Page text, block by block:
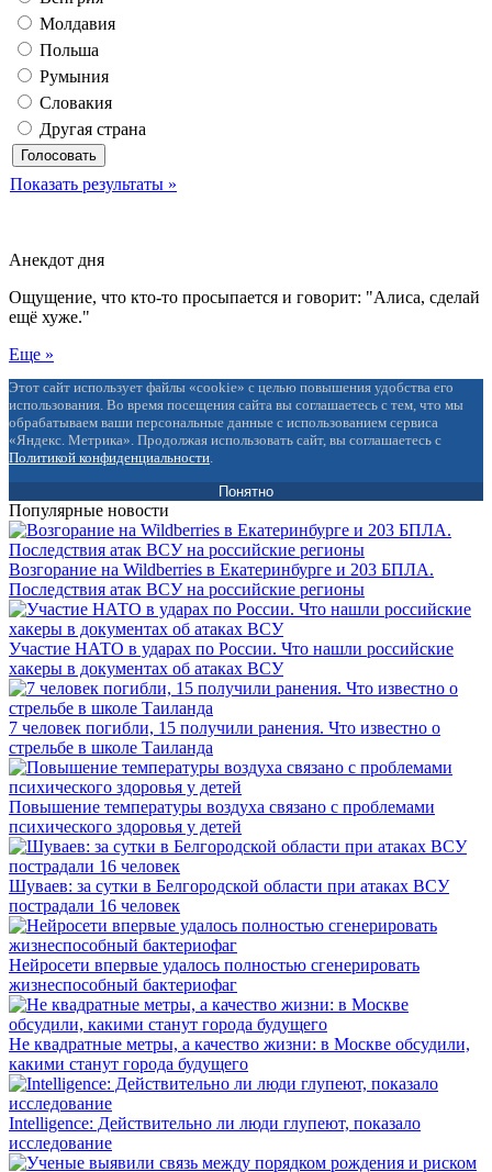
Молдавия
Польша
Румыния
Словакия
Другая страна
Показать результаты »
Анекдот дня
Ощущение, что кто-то просыпается и говорит: "Алиса, сделай
ещё хуже."
Еще »
Этот сайт использует файлы «cookie» с целью повышения удобства его
использования. Во время посещения сайта вы соглашаетесь с тем, что мы
обрабатываем ваши персональные данные с использованием сервиса
«Яндекс. Метрика». Продолжая использовать сайт, вы соглашаетесь с
Политикой конфиденциальности.
Понятно
Популярные новости
Возгорание на Wildberries в Екатеринбурге и 203 БПЛА.
Последствия атак ВСУ на российские регионы
Участие НАТО в ударах по России. Что нашли российские
хакеры в документах об атаках ВСУ
7 человек погибли, 15 получили ранения. Что известно о
стрельбе в школе Таиланда
Повышение температуры воздуха связано с проблемами
психического здоровья у детей
Шуваев: за сутки в Белгородской области при атаках ВСУ
пострадали 16 человек
Нейросети впервые удалось полностью сгенерировать
жизнеспособный бактериофаг
Не квадратные метры, а качество жизни: в Москве обсудили,
какими станут города будущего
Intelligence: Действительно ли люди глупеют, показало
исследование